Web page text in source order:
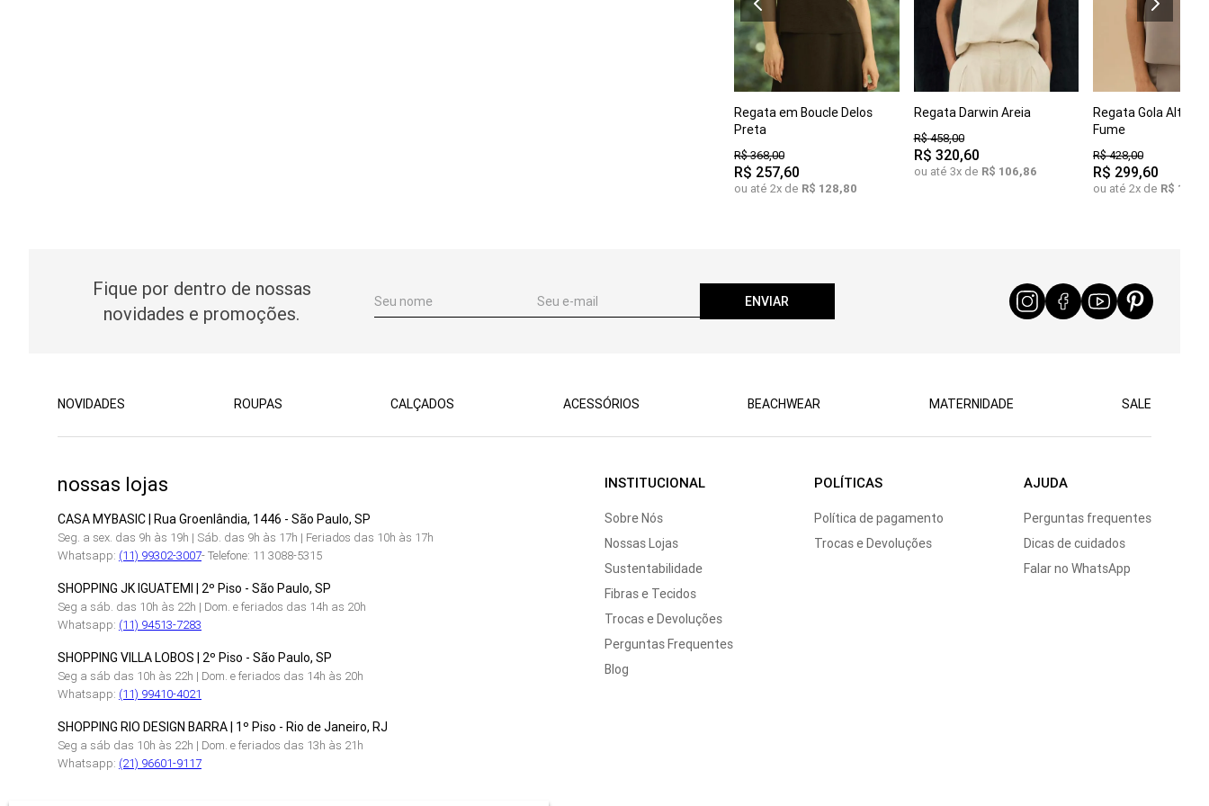
M
GG
Regata em Boucle Delos
Preta
R$368,00
R$ 257,60
ou até 2x de R$ 128,80
M G GG COMPRAR
Regata Darwin Areia
R$458,00
R$ 320,60
ou até 3x de R$ 106,86
GG
Regata Gola Alta
Fume
R$428,00
R$ 299,60
ou até 2x de R$ 149
Fique por dentro de nossas
novidades e promoções.
ENVIAR
NOVIDADES ROUPAS CALÇADOS ACESSÓRIOS BEACHWEAR MATERNIDADE SALE
nossas lojas
CASA MYBASIC | Rua Groenlândia, 1446 - São Paulo, SP
Seg. a sex. das 9h às 19h | Sáb. das 9h às 17h | Feriados das 10h às 17h
Whatsapp: (11) 99302-3007- Telefone: 11 3088-5315
SHOPPING JK IGUATEMI | 2º Piso - São Paulo, SP
Seg a sáb. das 10h às 22h | Dom. e feriados das 14h as 20h
Whatsapp: (11) 94513-7283
SHOPPING VILLA LOBOS | 2º Piso - São Paulo, SP
Seg a sáb das 10h às 22h | Dom. e feriados das 14h às 20h
Whatsapp: (11) 99410-4021
SHOPPING RIO DESIGN BARRA | 1º Piso - Rio de Janeiro, RJ
Seg a sáb das 10h às 22h | Dom. e feriados das 13h às 21h
Whatsapp: (21) 96601-9117
INSTITUCIONAL
Sobre Nós
Nossas Lojas
Sustentabilidade
Fibras e Tecidos
Trocas e Devoluções
Perguntas Frequentes
Blog
POLÍTICAS
Política de pagamento
Trocas e Devoluções
AJUDA
Perguntas frequentes
Dicas de cuidados
Falar no WhatsApp